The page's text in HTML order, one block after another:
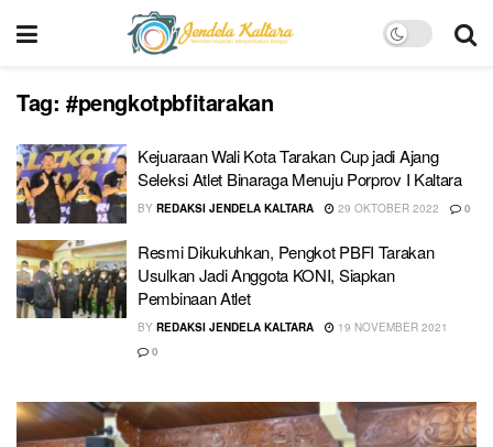
Tag: #pengkotpbfitarakan
Kejuaraan Wali Kota Tarakan Cup jadi Ajang
Seleksi Atlet Binaraga Menuju Porprov I Kaltara
BY REDAKSI JENDELA KALTARA 29 OKTOBER 2022 0
Resmi Dikukuhkan, Pengkot PBFI Tarakan
Usulkan Jadi Anggota KONI, Siapkan
Pembinaan Atlet
BY REDAKSI JENDELA KALTARA
19 NOVEMBER 2021
0